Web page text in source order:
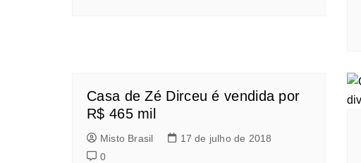
Casa de Zé Dirceu é vendida por
R$ 465 mil
Misto Brasil
17 de julho de 2018
0